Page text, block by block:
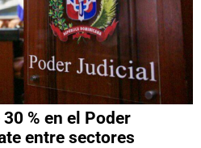
% en el Poder
entre sectores